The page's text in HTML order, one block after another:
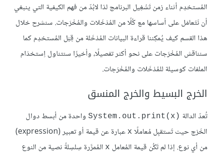
المُستخدِم أثناء زمن تَشْغِيل البرنامج لذا لابُدّ من فهم الكيفية التي ينبغي
أن نَتَعامَل على أساسها مع كُلًا من المُدْخَلات والمُخْرَجات. سنشرح خلال
هذا القسم كيف يُمكِننا قراءة البيانات المُدْخَلة من قِبَل المُستخدِم كما
سنناقش المُخْرَجات على نحو أكثر تفصيلًا، وأخيرًا سنتناول اِستخدَام
الملفات كوسيلة للمُدْخَلات والمُخْرَجات.
الخرج البسيط والخرج المنسق
تُعدّ الدالة System.out.print(x)‎ واحدة من أبسط دوال
الخَرْج حيث تَستقبِل مُعاملًا x
عبارة عن قيمة أو تعبير (expression)
من أي نوع. إذا لم تَكُن قيمة المُعامل x المُمرَّرة سِلسِلةً نصية من النوع